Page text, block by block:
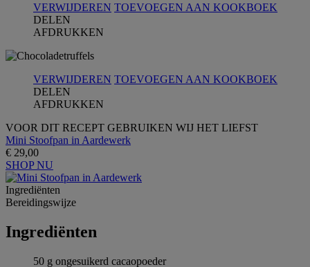
VERWIJDEREN TOEVOEGEN AAN KOOKBOEK
DELEN
AFDRUKKEN
VERWIJDEREN TOEVOEGEN AAN KOOKBOEK
DELEN
AFDRUKKEN
VOOR DIT RECEPT GEBRUIKEN WIJ HET LIEFST
Mini Stoofpan in Aardewerk
€ 29,00
SHOP NU
Ingrediёnten
Bereidingswijze
Ingrediёnten
50 g ongesuikerd cacaopoeder